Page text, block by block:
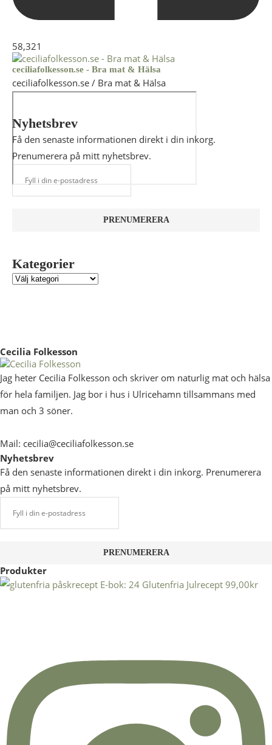
58,321
ceciliafolkesson.se - Bra mat & Hälsa
ceciliafolkesson.se / Bra mat & Hälsa
Nyhetsbrev
Få den senaste informationen direkt i din inkorg.
Prenumerera på mitt nyhetsbrev.
Kategorier
Cecilia Folkesson
Jag heter Cecilia Folkesson och skriver om naturlig mat och hälsa
för hela familjen. Jag bor i hus i Ulricehamn tillsammans med
man och 3 söner.
Mail: cecilia@ceciliafolkesson.se
Nyhetsbrev
Få den senaste informationen direkt i din inkorg. Prenumerera
på mitt nyhetsbrev.
Produkter
E-bok: 24 Glutenfria Julrecept 99,00kr